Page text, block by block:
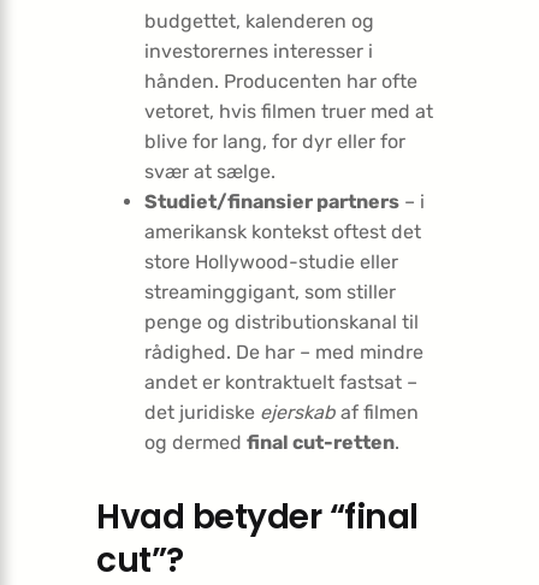
budgettet, kalenderen og
investorernes interesser i
hånden. Producenten har ofte
vetoret, hvis filmen truer med at
blive for lang, for dyr eller for
svær at sælge.
Studiet/finansier partners – i
amerikansk kontekst oftest det
store Hollywood-studie eller
streaminggigant, som stiller
penge og distributionskanal til
rådighed. De har – med mindre
andet er kontraktuelt fastsat –
det juridiske ejerskab af filmen
og dermed final cut-retten.
Hvad betyder “final
cut”?